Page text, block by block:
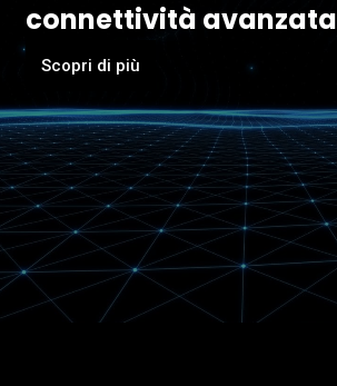
connettività avanzata
Scopri di più